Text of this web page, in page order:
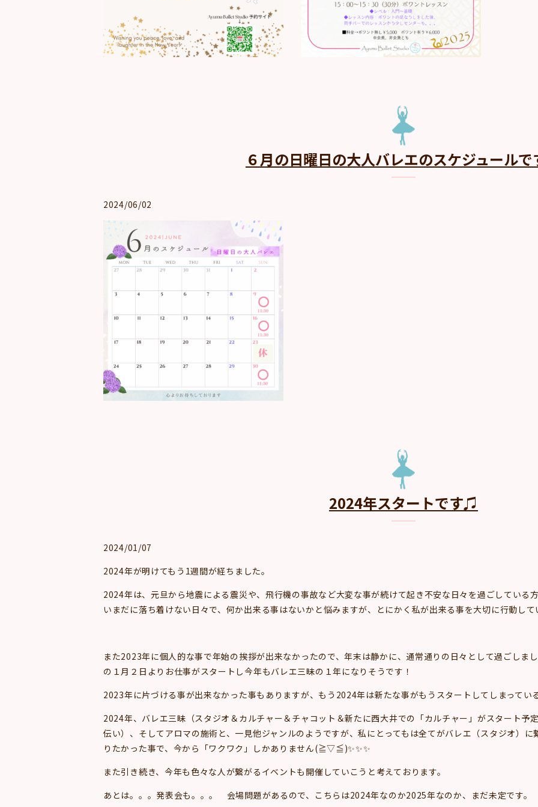
６月の日曜日の大人バレエのスケジュール
2024/06/02
2024年スタートです♫
2024/01/07
2024年が明けてもう1週間が経ちました。
2024年は、元旦から地震による震災や、飛行機の事故など大変な事が続けて起き不安な日々を過ごしている
いまだに落ち着けない日々で、何か出来る事はないかと悩みますが、とにかく私が出来る事を大切に行動し
また2023年に個人的な事で年始の挨拶が出来なかったので、年末は静かに、通常通りの日々として過ごしま
の１月２日よりお仕事がスタートし今年もバレエ三昧の１年になりそうです！
2023年に片づける事が出来なかった事もありますが、もう2024年は新たな事がもうスタートしてしまってい
2024年、バレエ三昧（スタジオ＆カルチャー＆チャコット＆新たに西大井での「カルチャー」がスタート予
伝い）、そしてアロマの施術と、一見他ジャンルのようですが、私にとってもは全てがバレエ（スタジオ）
りたかった事で、今から「ワクワク」しかありません(≧▽≦)✨✨✨
また引き続き、今年も色々な人が繋がるイベントも開催していこうと考えております。
あとは。。。発表会も。。。 会場問題があるので、こちらは2024年なのか2025年なのか、まだ未定です。